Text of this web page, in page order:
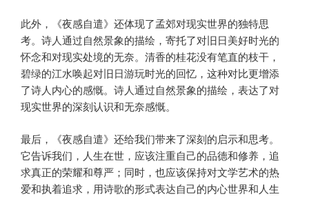
此外，《夜感自遣》还体现了孟郊对现实世界的独特思
考。诗人通过自然景象的描绘，寄托了对旧日美好时光的
怀念和对现实处境的无奈。清香的桂花没有笔直的枝干，
碧绿的江水唤起对旧日游玩时光的回忆，这种对比更增添
了诗人内心的感慨。诗人通过自然景象的描绘，表达了对
现实世界的深刻认识和无奈感慨。
最后，《夜感自遣》还给我们带来了深刻的启示和思考。
它告诉我们，人生在世，应该注重自己的品德和修养，追
求真正的荣耀和尊严；同时，也应该保持对文学艺术的热
爱和执着追求，用诗歌的形式表达自己的内心世界和人生